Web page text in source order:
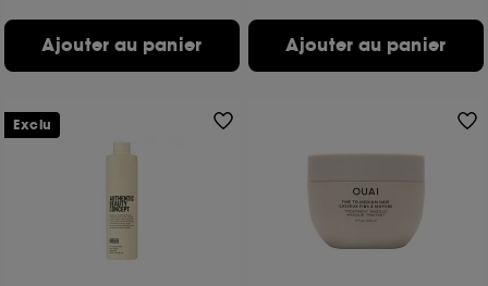
Ajouter au panier Ajouter au panier
Exclu